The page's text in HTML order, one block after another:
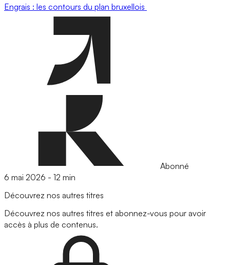
Engrais : les contours du plan bruxellois
Abonné
6 mai 2026 - 12 min
Découvrez nos autres titres
Découvrez nos autres titres et abonnez-vous pour avoir
accès à plus de contenus.